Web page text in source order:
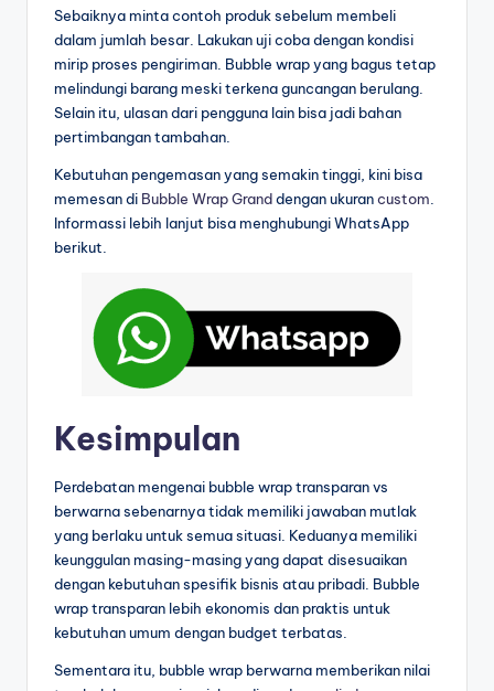
Sebaiknya minta contoh produk sebelum membeli
dalam jumlah besar. Lakukan uji coba dengan kondisi
mirip proses pengiriman. Bubble wrap yang bagus tetap
melindungi barang meski terkena guncangan berulang.
Selain itu, ulasan dari pengguna lain bisa jadi bahan
pertimbangan tambahan.
Kebutuhan pengemasan yang semakin tinggi, kini bisa
memesan di Bubble Wrap Granddengan ukurancustom
Informassi lebih lanjut bisa menghubungi WhatsApp
berikut.
Kesimpulan
Perdebatan mengenai bubble wrap transparan vs
berwarna sebenarnya tidak memiliki jawaban mutlak
yang berlaku untuk semua situasi. Keduanya memiliki
keunggulan masing-masing yang dapat disesuaikan
dengan kebutuhan spesifik bisnis atau pribadi. Bubble
wrap transparan lebih ekonomis dan praktis untuk
kebutuhan umum dengan budget terbatas.
Sementara itu, bubble wrap berwarna memberikan nilai